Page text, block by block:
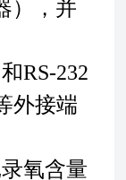
），并
RS-232
外接端
氧含量